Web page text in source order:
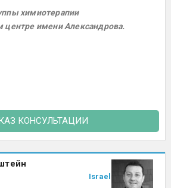
химиотерапии
центре имени Александрова.
КОНСУЛЬТАЦИИ
Israel